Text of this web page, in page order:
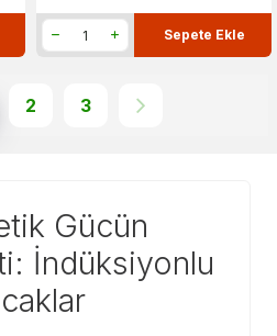
Sepete Ekle
2 3
Gücün
İndüksiyonlu